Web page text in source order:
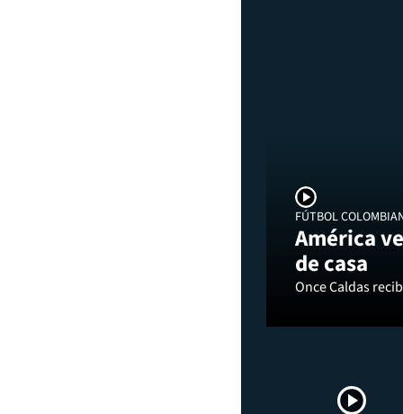
FÚTBOL
América
de casa
Once Caldas